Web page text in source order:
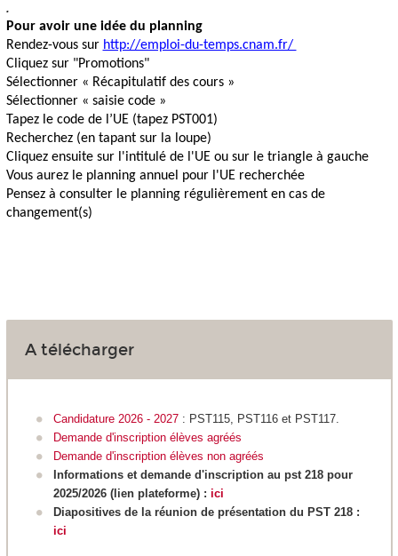
.
Pour avoir une idée du planning
Rendez-vous sur http://emploi-du-temps.cnam.fr/
Cliquez sur "Promotions"
Sélectionner « Récapitulatif des cours »
Sélectionner « saisie code »
Tapez le code de l’UE (tapez PST001)
Recherchez (en tapant sur la loupe)
Cliquez ensuite sur l'intitulé de l'UE ou sur le triangle à gauche
Vous aurez le planning annuel pour l'UE recherchée
Pensez à consulter le planning régulièrement en cas de
changement(s)
A télécharger
Candidature 2026 - 2027 : PST115, PST116 et PST117.
Demande d'inscription élèves agréés
Demande d'inscription élèves non agréés
Informations et demande d'inscription au pst 218 pour
2025/2026 (lien plateforme) : ici
Diapositives de la réunion de présentation du PST 218 :
ici